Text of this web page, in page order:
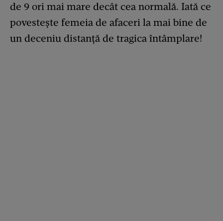
de 9 ori mai mare decât cea normală. Iată ce
povestește femeia de afaceri la mai bine de
un deceniu distanță de tragica întâmplare!